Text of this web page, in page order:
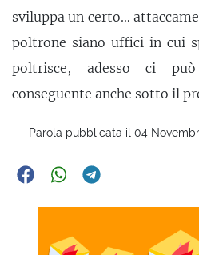
sviluppa un certo…
poltrone siano uffici in cui
poltrisce, adesso ci
conseguente anche sotto il
Parola pubblicata il 04